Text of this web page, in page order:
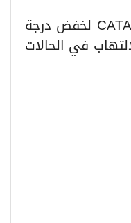
يستخدم كتافاست – CATAFAST لخفض درجة
في الحالات